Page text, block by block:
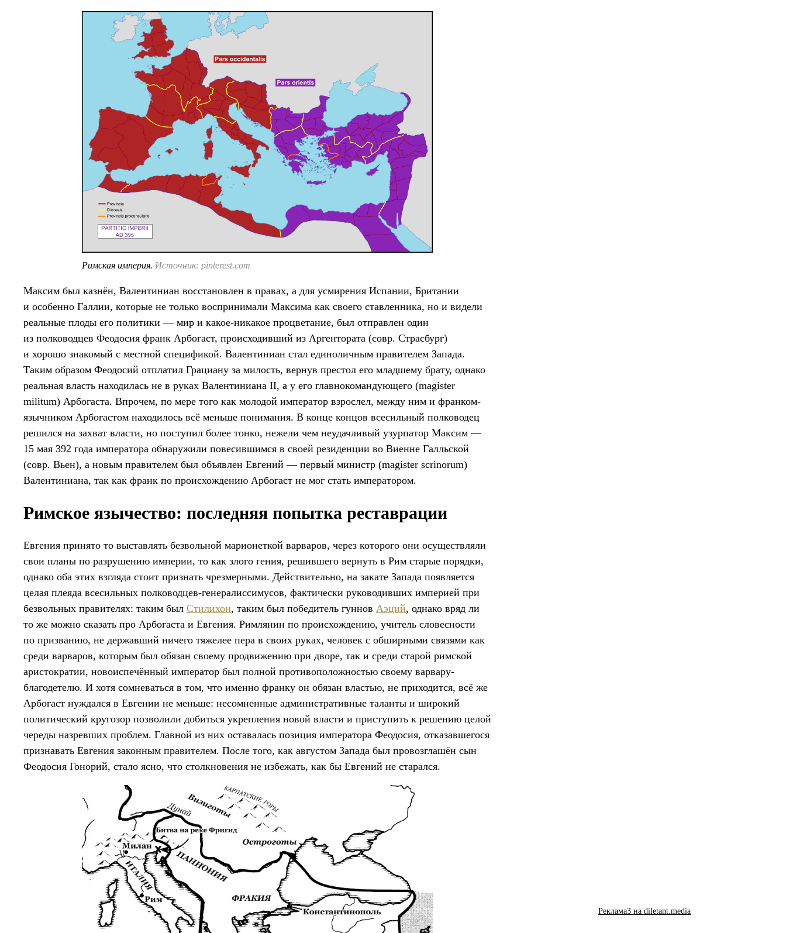
Римская империя. Источник: pinterest.com
Максим был казнён, Валентиниан восстановлен в правах, а для усмирения Испании, Британии
и особенно Галлии, которые не только воспринимали Максима как своего ставленника, но и видели
реальные плоды его политики — мир и какое-никакое процветание, был отправлен один
из полководцев Феодосия франк Арбогаст, происходивший из Аргентората (совр. Страсбург)
и хорошо знакомый с местной спецификой. Валентиниан стал единоличным правителем Запада.
Таким образом Феодосий отплатил Грациану за милость, вернув престол его младшему брату, однако
реальная власть находилась не в руках Валентиниана II, а у его главнокомандующего (magister
militum) Арбогаста. Впрочем, по мере того как молодой император взрослел, между ним и франком-
язычником Арбогастом находилось всё меньше понимания. В конце концов всесильный полководец
решился на захват власти, но поступил более тонко, нежели чем неудачливый узурпатор Максим —
15 мая 392 года императора обнаружили повесившимся в своей резиденции во Виенне Галльской
(совр. Вьен), а новым правителем был объявлен Евгений — первый министр (magister scrinorum)
Валентиниана, так как франк по происхождению Арбогаст не мог стать императором.
Римское язычество: последняя попытка реставрации
Евгения принято то выставлять безвольной марионеткой варваров, через которого они осуществляли
свои планы по разрушению империи, то как злого гения, решившего вернуть в Рим старые порядки,
однако оба этих взгляда стоит признать чрезмерными. Действительно, на закате Запада появляется
целая плеяда всесильных полководцев-генералиссимусов, фактически руководивших империей при
безвольных правителях: таким был Стилихон, таким был победитель гуннов Аэций, однако вряд ли
то же можно сказать про Арбогаста и Евгения. Римлянин по происхождению, учитель словесности
по призванию, не державший ничего тяжелее пера в своих руках, человек с обширными связями как
среди варваров, которым был обязан своему продвижению при дворе, так и среди старой римской
аристократии, новоиспечённый император был полной противоположностью своему варвару-
благодетелю. И хотя сомневаться в том, что именно франку он обязан властью, не приходится, всё же
Арбогаст нуждался в Евгении не меньше: несомненные административные таланты и широкий
политический кругозор позволили добиться укрепления новой власти и приступить к решению целой
череды назревших проблем. Главной из них оставалась позиция императора Феодосия, отказавшегося
признавать Евгения законным правителем. После того, как августом Запада был провозглашён сын
Феодосия Гонорий, стало ясно, что столкновения не избежать, как бы Евгений не старался.
Реклама3 на diletant.media